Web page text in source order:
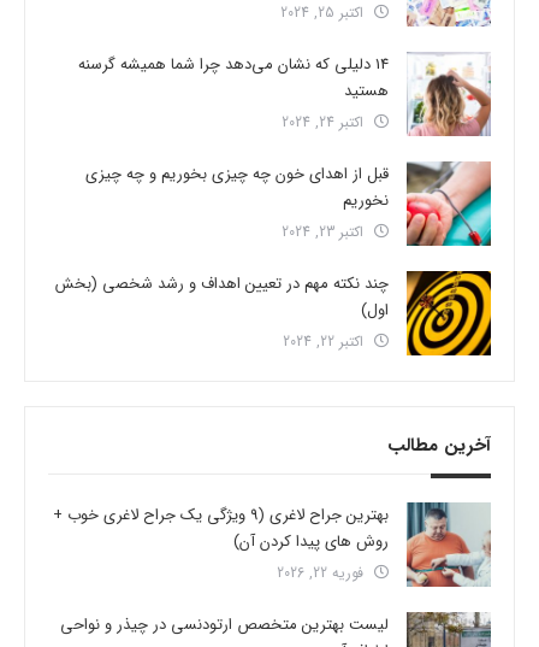
اکتبر 25, 2024
14 دلیلی که نشان می‌دهد چرا شما همیشه گرسنه
هستید
اکتبر 24, 2024
قبل از اهدای خون چه چیزی بخوریم و چه چیزی
نخوریم
اکتبر 23, 2024
چند نکته مهم در تعیین اهداف و رشد شخصی (بخش
اول)
اکتبر 22, 2024
آخرین مطالب
بهترین جراح لاغری (9 ویژگی یک جراح لاغری خوب +
روش های پیدا کردن آن)
فوریه 22, 2026
لیست بهترین متخصص ارتودنسی در چیذر و نواحی